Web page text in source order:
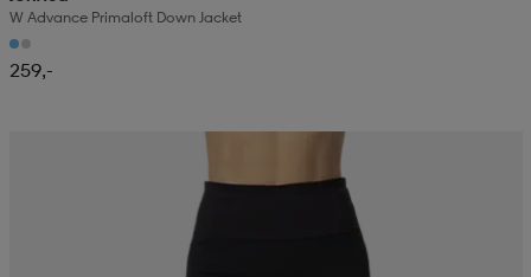
W Advance Primaloft Down Jacket
259,-